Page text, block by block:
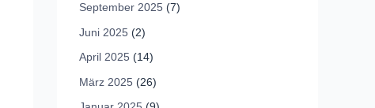
September 2025 (7)
Juni 2025 (2)
April 2025 (14)
März 2025 (26)